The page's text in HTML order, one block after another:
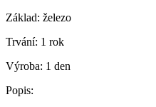
Základ: železo
Trvání: 1 rok
Výroba: 1 den
Popis: